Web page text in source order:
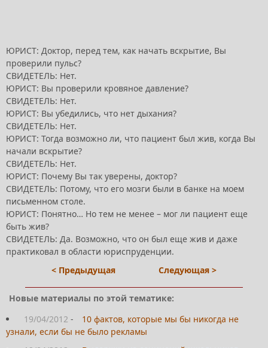
ЮРИСТ: Доктор, перед тем, как начать вскрытие, Вы
проверили пульс?
СВИДЕТЕЛЬ: Нет.
ЮРИСТ: Вы проверили кровяное давление?
СВИДЕТЕЛЬ: Нет.
ЮРИСТ: Вы убедились, что нет дыхания?
СВИДЕТЕЛЬ: Нет.
ЮРИСТ: Тогда возможно ли, что пациент был жив, когда Вы
начали вскрытие?
СВИДЕТЕЛЬ: Нет.
ЮРИСТ: Почему Вы так уверены, доктор?
СВИДЕТЕЛЬ: Потому, что его мозги были в банке на моем
письменном столе.
ЮРИСТ: Понятно… Но тем не менее – мог ли пациент еще
быть жив?
СВИДЕТЕЛЬ: Да. Возможно, что он был еще жив и даже
практиковал в области юриспруденции.
< Предыдущая
Следующая >
Новые материалы по этой тематике:
19/04/2012 -
10 фактов, которые мы бы никогда не
узнали, если бы не было рекламы